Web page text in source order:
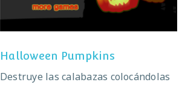
Halloween Pumpkins
Destruye las calabazas colocándolas